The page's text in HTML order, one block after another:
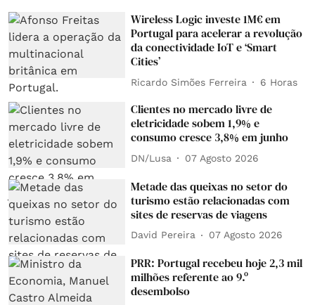
Wireless Logic investe 1M€ em
Portugal para acelerar a revolução
da conectividade IoT e ‘Smart
Cities’
Ricardo Simões Ferreira 6 Horas
Clientes no mercado livre de
eletricidade sobem 1,9% e
consumo cresce 3,8% em junho
DN/Lusa 07 Agosto 2026
Metade das queixas no setor do
turismo estão relacionadas com
sites de reservas de viagens
David Pereira 07 Agosto 2026
PRR: Portugal recebeu hoje 2,3 mil
milhões referente ao 9.º
desembolso